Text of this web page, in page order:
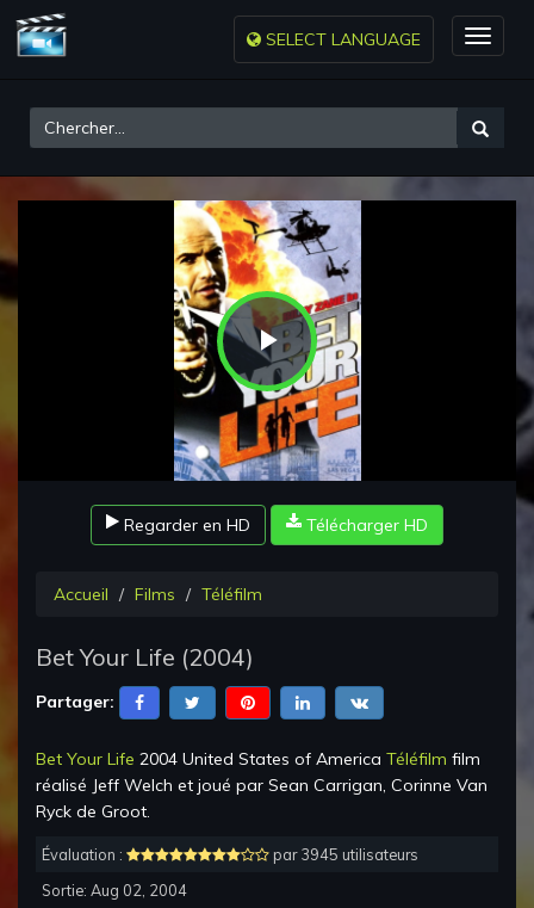
Toggle
SELECT LANGUAGE
Play
Video
Regarder en HD Télécharger HD
Accueil Films Téléfilm
Bet Your Life (2004)
Partager:
Bet Your Life 2004 United States of America Téléfilm film
réalisé Jeff Welch et joué par Sean Carrigan, Corinne Van
Ryck de Groot.
Évaluation :
par 3945 utilisateurs
Sortie: Aug 02, 2004